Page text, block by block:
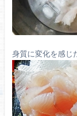
身質に変化を感じ